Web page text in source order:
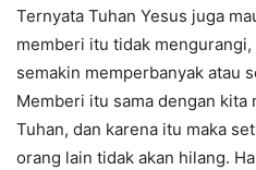
Ternyata Tuhan Yesus juga
memberi itu tidak
semakin memperbanyak atau
Memberi itu sama dengan kita
Tuhan, dan karena itu maka
orang lain tidak akan hilang.